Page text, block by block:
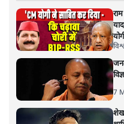
सत्य हिन्दी ऐप